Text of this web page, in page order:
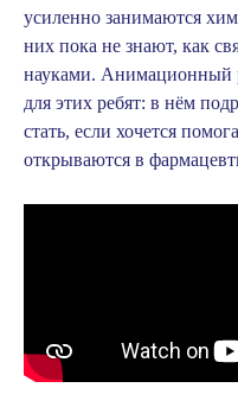
усиленно занимаются
них пока не знают, как
науками. Анимационный
для этих ребят: в нём
стать, если хочется
открываются в